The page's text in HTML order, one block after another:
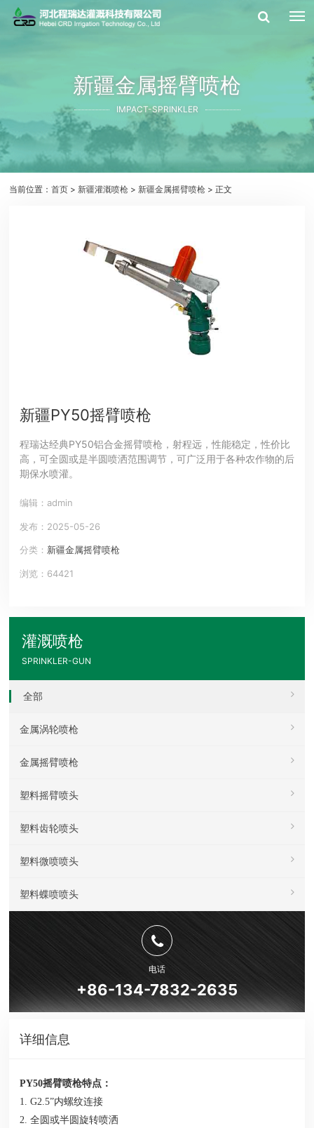
新疆金属摇臂喷枪
IMPACT-SPRINKLER
当前位置：首页 > 新疆灌溉喷枪 > 新疆金属摇臂喷枪 > 正文
新疆PY50摇臂喷枪
程瑞达经典PY50铝合金摇臂喷枪，射程远，性能稳定，性价比
高，可全圆或是半圆喷洒范围调节，可广泛用于各种农作物的后
期保水喷灌。
编辑：admin
发布：2025-05-26
分类： 新疆金属摇臂喷枪
浏览：64421
灌溉喷枪
SPRINKLER-GUN
全部
金属涡轮喷枪
金属摇臂喷枪
塑料摇臂喷头
塑料齿轮喷头
塑料微喷喷头
塑料蝶喷喷头
电话
+86-134-7832-2635
详细信息
PY50摇臂喷枪特点：
1. G2.5”内螺纹连接
2. 全圆或半圆旋转喷洒